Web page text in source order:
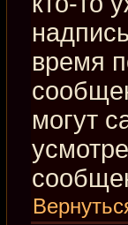
время
могут